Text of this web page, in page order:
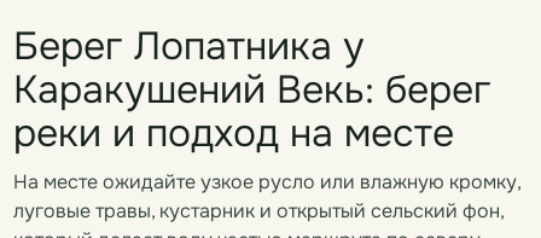
Берег Лопатника у
Каракушений Векь: берег
реки и подход на месте
На месте ожидайте узкое русло или влажную кромку,
луговые травы, кустарник и открытый сельский фон,